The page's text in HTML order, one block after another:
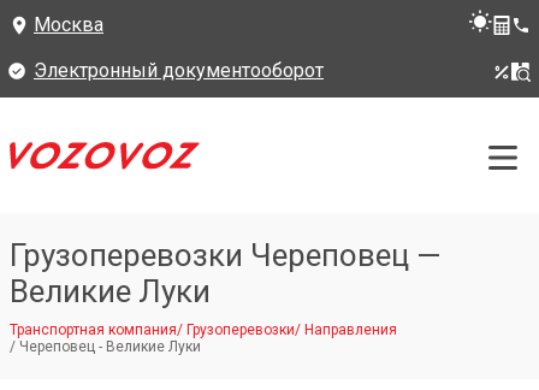
Москва
Электронный документооборот
Грузоперевозки Череповец —
Великие Луки
Транспортная компания/ Грузоперевозки/ Направления
/ Череповец - Великие Луки